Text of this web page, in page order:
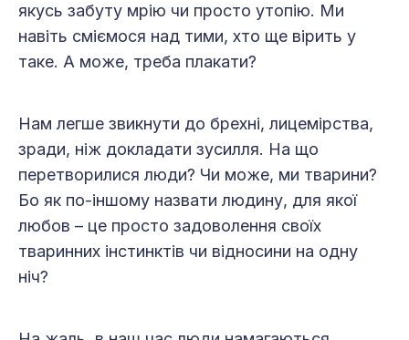
якусь забуту мрію чи просто утопію. Ми
навіть сміємося над тими, хто ще вірить у
таке. А може, треба плакати?
Нам легше звикнути до брехні, лицемірства,
зради, ніж докладати зусилля. На що
перетворилися люди? Чи може, ми тварини?
Бо як по-іншому назвати людину, для якої
любов – це просто задоволення своїх
тваринних інстинктів чи відносини на одну
ніч?